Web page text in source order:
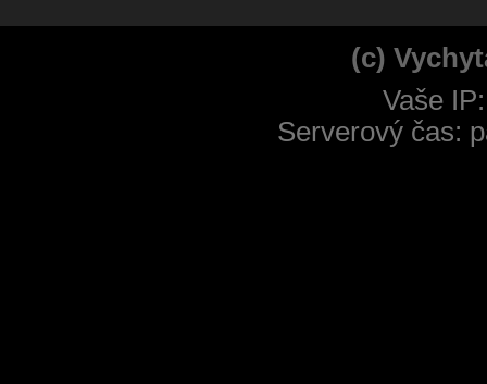
(c)
Vaše
Serverový čas: